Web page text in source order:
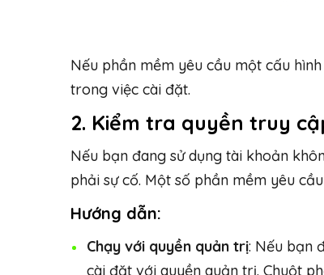
Nếu phần mềm yêu cầu một cấu
trong việc cài đặt.
2. Kiểm tra quyền truy
Nếu bạn đang sử dụng tài khoản
phải sự cố. Một số phần mềm yêu
Hướng dẫn:
Chạy với quyền quản trị: Nếu bạn
cài đặt với quyền quản trị. Chuột